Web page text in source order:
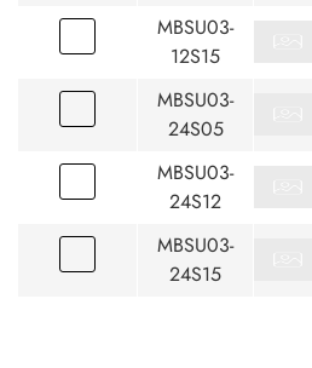
MBSU03-
12S15
MBSU03-
24S05
MBSU03-
24S12
MBSU03-
24S15